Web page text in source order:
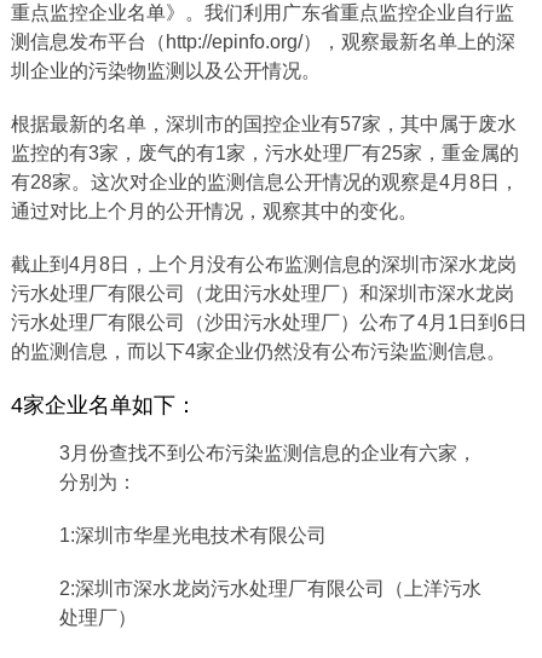
重点监控企业名单》。我们利用广东省重点监控企业自行监
测信息发布平台（http://epinfo.org/），观察最新名单上的深
圳企业的污染物监测以及公开情况。
根据最新的名单，深圳市的国控企业有57家，其中属于废水
监控的有3家，废气的有1家，污水处理厂有25家，重金属的
有28家。这次对企业的监测信息公开情况的观察是4月8日，
通过对比上个月的公开情况，观察其中的变化。
截止到4月8日，上个月没有公布监测信息的深圳市深水龙岗
污水处理厂有限公司（龙田污水处理厂）和深圳市深水龙岗
污水处理厂有限公司（沙田污水处理厂）公布了4月1日到6日
的监测信息，而以下4家企业仍然没有公布污染监测信息。
4家企业名单如下：
3月份查找不到公布污染监测信息的企业有六家，
分别为：
1:深圳市华星光电技术有限公司
2:深圳市深水龙岗污水处理厂有限公司（上洋污水
处理厂）